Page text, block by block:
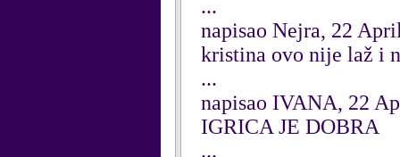
...
napisao Nejra, 22
kristina ovo nije laž i
...
napisao IVANA, 22
IGRICA JE DOBRA
...